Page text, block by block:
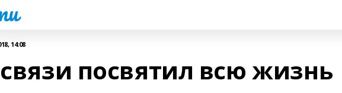
14:08
посвятил всю жизнь